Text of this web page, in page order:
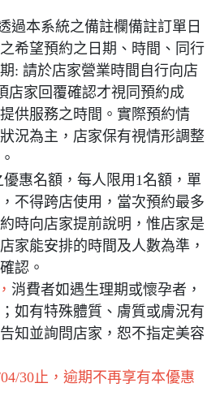
過本系統之備註欄備註訂單日
希望預約之日期、時間、同行
: 請於店家營業時間自行向店
店家回覆確認才視同預約成
供服務之時間。實際預約情
況為主，店家保有視情形調整
惠名額，每人限用1名額，單
不得跨店使用，當次預約最多
時向店家提前說明，惟店家是
家能安排的時間及人數為準，
認。
消費者如遇生理期或懷孕者，
如有特殊體質、膚質或膚況有
知並詢問店家，恕不指定美容
30止，逾期不再享有本優惠